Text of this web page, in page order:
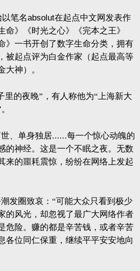
笔名absolut在起点中文网发表作
命》《时光之心》《完本之王》
》一书开创了数字生命分类，拥有
被起点评为白金作家（起点最高等
大神）。
里的夜晚”，有人称他为“上海新大
、单身独居......每一个惊心动魄的
的神经。这是一个不眠之夜。无数
来的噩耗震惊，纷纷在网络上发起
发圈致哀：“可能大众只看到极少
的风光，却忽视了最广大网络作者
危险。赚的都是辛苦钱，或者辛苦
各位同仁保重，继续平平安安地向